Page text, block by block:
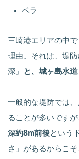
ベラ
三崎港エリアの中
理由。それは、堤
深」
と、城ヶ島水
一般的な堤防では
ることが多いです
深約8m前後という
さ」があるからこ